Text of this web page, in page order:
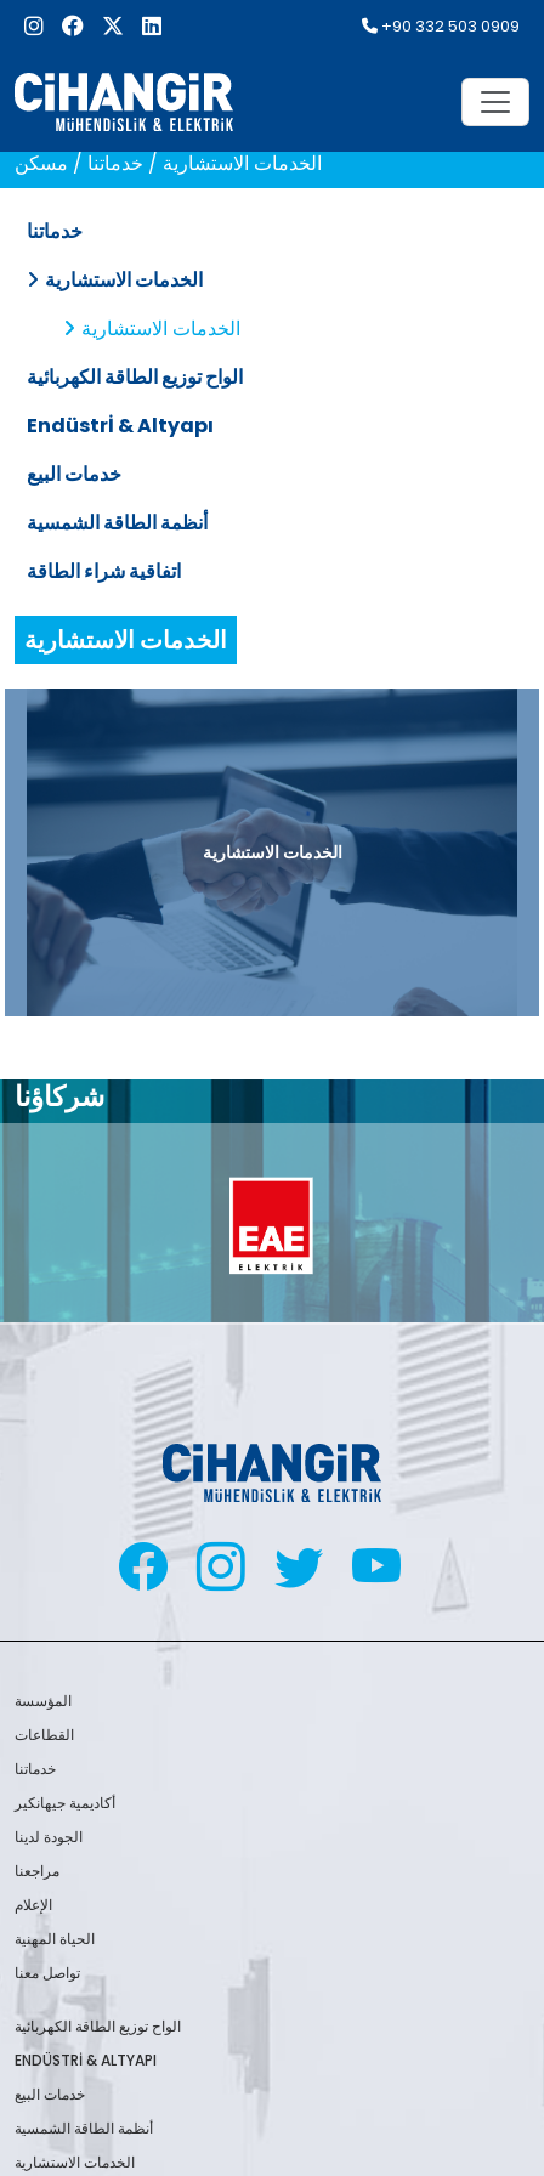
+90 332 503 0909
مسكن / خدماتنا / الخدمات الاستشارية
خدماتنا
الخدمات الاستشارية
الخدمات الاستشارية
الواح توزيع الطاقة الكهربائية
Endüstrİ & Altyapı
خدمات البيع
أنظمة الطاقة الشمسية
اتفاقية شراء الطاقة
الخدمات الاستشارية
الخدمات الاستشارية
شركاؤنا
المؤسسة
القطاعات
خدماتنا
أكاديمية جيهانكير
الجودة لدينا
مراجعنا
الإعلام
الحياة المهنية
تواصل معنا
الواح توزيع الطاقة الكهربائية
ENDÜSTRİ & ALTYAPI
خدمات البيع
أنظمة الطاقة الشمسية
الخدمات الاستشارية